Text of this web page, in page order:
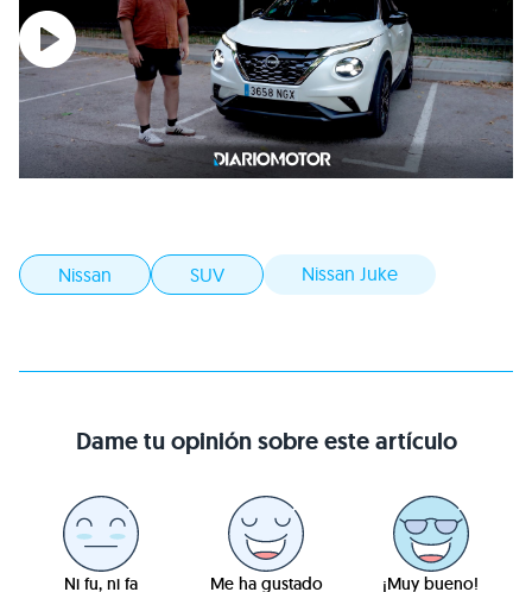
Nissan SUV Nissan Juke
Dame tu opinión sobre este artículo
Ni fu, ni fa Me ha gustado ¡Muy bueno!